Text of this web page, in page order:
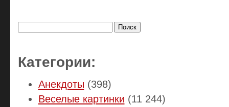
Категории:
Анекдоты (398)
Веселые картинки (11 244)